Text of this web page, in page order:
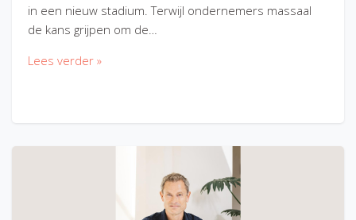
in een nieuw stadium. Terwijl ondernemers massaal
de kans grijpen om de…
Lees verder »